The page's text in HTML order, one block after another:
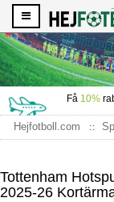
Få 10%
Hejfotboll.com
Tottenham
2025-26